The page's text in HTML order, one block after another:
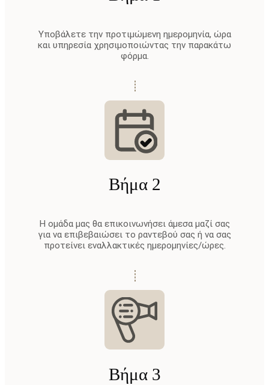
Υποβάλετε την προτιμώμενη ημερομηνία, ώρα
και υπηρεσία χρησιμοποιώντας την παρακάτω
φόρμα.
Βήμα 2
Η ομάδα μας θα επικοινωνήσει άμεσα μαζί σας
για να επιβεβαιώσει το ραντεβού σας ή να σας
προτείνει εναλλακτικές ημερομηνίες/ώρες.
Βήμα 3